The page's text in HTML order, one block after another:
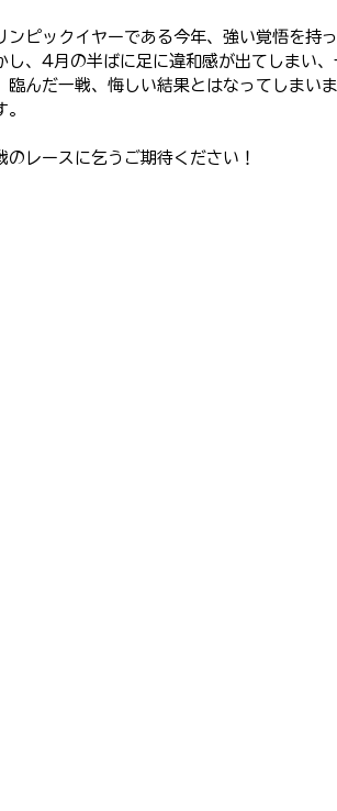
ンピックイヤーである今年、強い覚悟を持
し、4月の半ばに足に違和感が出てしまい
臨んだ一戦、悔しい結果とはなってしまい
。
のレースに乞うご期待ください！